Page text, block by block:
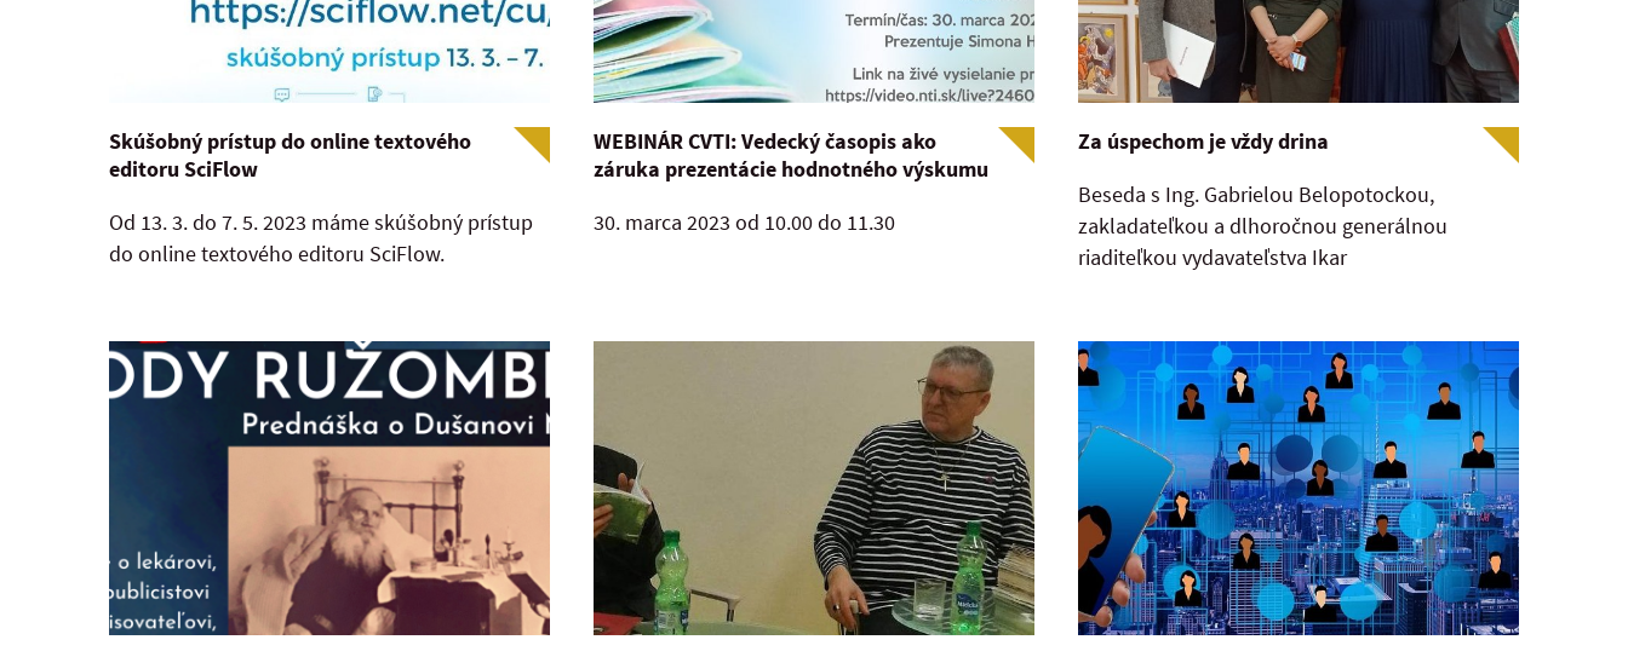
Skúšobný prístup do online textového
editoru SciFlow
Od 13. 3. do 7. 5. 2023 máme skúšobný prístup
do online textového editoru SciFlow.
WEBINÁR CVTI: Vedecký časopis ako
záruka prezentácie hodnotného výskumu
30. marca 2023 od 10.00 do 11.30
Za úspechom je vždy drina
Beseda s Ing. Gabrielou Belopotockou,
zakladateľkou a dlhoročnou generálnou
riaditeľkou vydavateľstva Ikar